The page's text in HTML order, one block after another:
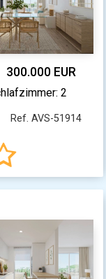
300.000 EUR
2
Ref. AVS-51914